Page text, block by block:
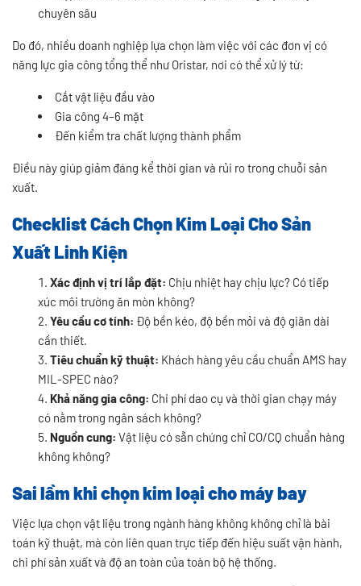
chuyên sâu
Do đó, nhiều doanh nghiệp lựa chọn làm việc với các đơn vị có
năng lực gia công tổng thể như Oristar, nơi có thể xử lý từ:
Cắt vật liệu đầu vào
Gia công 4–6 mặt
Đến kiểm tra chất lượng thành phẩm
Điều này giúp giảm đáng kể thời gian và rủi ro trong chuỗi sản
xuất.
Checklist Cách Chọn Kim Loại Cho Sản
Xuất Linh Kiện
Xác định vị trí lắp đặt: Chịu nhiệt hay chịu lực? Có tiếp
xúc môi trường ăn mòn không?
Yêu cầu cơ tính: Độ bền kéo, độ bền mỏi và độ giãn dài
cần thiết.
Tiêu chuẩn kỹ thuật: Khách hàng yêu cầu chuẩn AMS hay
MIL-SPEC nào?
Khả năng gia công: Chi phí dao cụ và thời gian chạy máy
có nằm trong ngân sách không?
Nguồn cung: Vật liệu có sẵn chứng chỉ CO/CQ chuẩn hàng
không không?
Sai lầm khi chọn kim loại cho máy bay
Việc lựa chọn vật liệu trong ngành hàng không không chỉ là bài
toán kỹ thuật, mà còn liên quan trực tiếp đến hiệu suất vận hành,
chi phí sản xuất và độ an toàn của toàn bộ hệ thống.